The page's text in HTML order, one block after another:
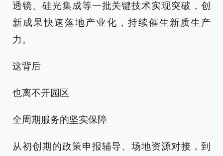
透镜、硅光集成等一批关键技术实现突破，创
新成果快速落地产业化，持续催生新质生产
力。
这背后
也离不开园区
全周期服务的坚实保障
从初创期的政策申报辅导、场地资源对接，到